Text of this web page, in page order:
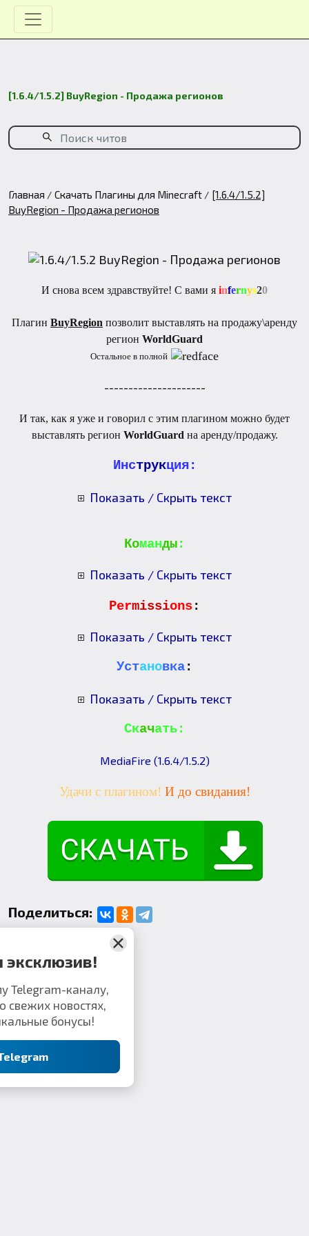
[1.6.4/1.5.2] BuyRegion - Продажа регионов
Главная Скачать Плагины для Minecraft
[1.6.4/1.5.2]
BuyRegion - Продажа регионов
И снова всем здравствуйте! С вами я infernys20
Плагин BuyRegion позволит выставлять на продажу\аренду
регион WorldGuard
Остальное в полной
---------------------
И так, как я уже и говорил с этим плагином можно будет
выставлять регион WorldGuard на аренду/продажу.
Инструкция:
Показать / Скрыть текст
Команды:
Показать / Скрыть текст
Permissions:
Показать / Скрыть текст
Установка:
Показать / Скрыть текст
Скачать:
MediaFire (1.6.4/1.5.2)
Удачи с плагином! И до свидания!
Поделиться:
Комментарии
пропусти эксклюзив!
к нашему Telegram-каналу,
узнавать о свежих новостях,
получать уникальные бонусы!
Перейти в Telegram